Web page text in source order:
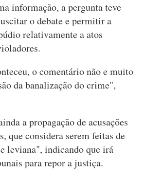
informação, a pergunta teve
o debate e permitir a
relativamente a atos
o comentário não e muito
da banalização do crime",
a propagação de acusações
que considera serem feitas de
leviana", indicando que irá
para repor a justiça.